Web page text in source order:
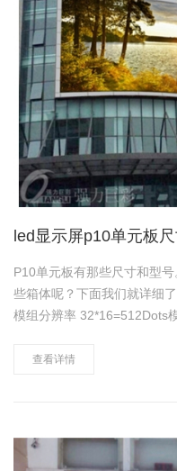
led显示屏p10单元板
P10单元板有那些尺寸和型
些箱体呢？下面我们就详细了解一下。 视点光电
模组分辨率 32*16=512Dots模组尺寸(长*宽*厚)
查看详情